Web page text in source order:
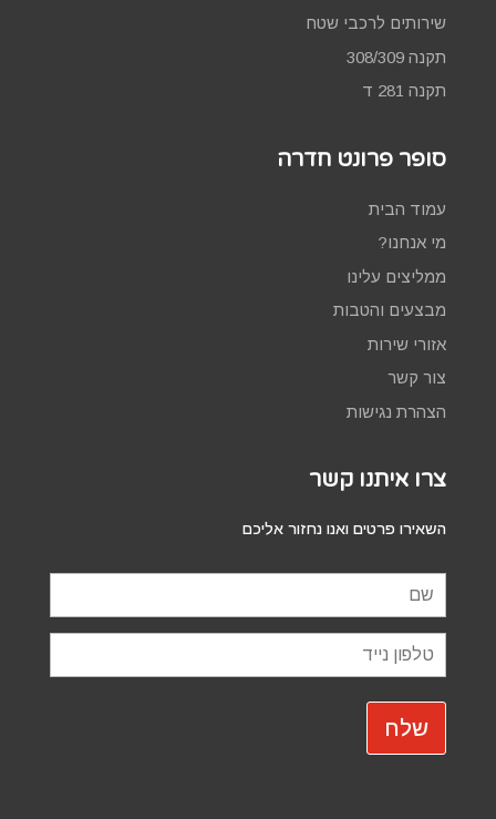
שירותים לרכבי שטח
תקנה 308/309
תקנה 281 ד
סופר פרונט חדרה
עמוד הבית
מי אנחנו?
ממליצים עלינו
מבצעים והטבות
אזורי שירות
צור קשר
הצהרת נגישות
צרו איתנו קשר
השאירו פרטים ואנו נחזור אליכם